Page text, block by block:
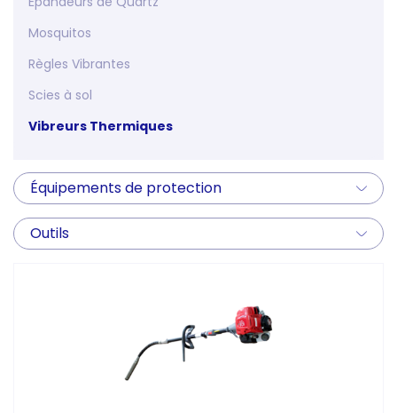
Mosquitos
Règles Vibrantes
Scies à sol
Vibreurs Thermiques
Équipements de protection
Outils